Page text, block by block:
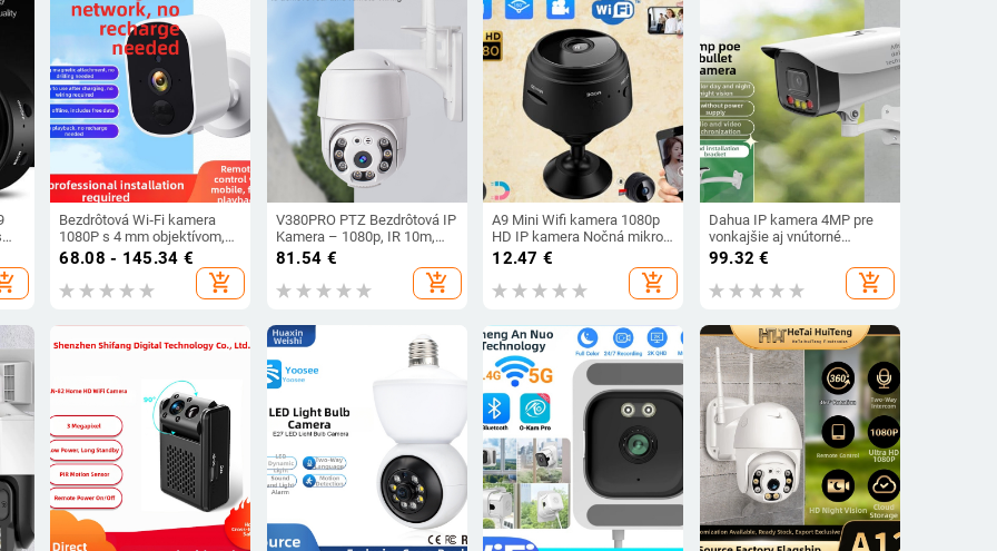
Bezdrôtová Wi‑Fi kamera
1080P s 4 mm objektívom,
0,1 lux minimálne
podmienky, IR nočné videnie
až 10 m, vnútorné použitie,
68.08 - 145.34 €
add_shopping_cart
V380PRO PTZ Bezdrôtová IP
Kamera – 1080p, IR 10m,
-20°C až 70°C
81.54 €
add_shopping_cart
A9 Mini Wifi kamera 1080p
HD IP kamera Nočná mikro
kamera Hlasový
videorekordér Bezdrôtová
bezpečnostná mini kamera
Bezpečnostná kamera
12.47 €
add_shopping_cart
Dahua IP kamera 4MP pre
vonkajšie aj vnútorné
použitie, objektív 3,6 mm,
dosah IR 60 m, teplota -40 až
60 °C, napájanie 12 V
99.32 €
add_shopping_cart